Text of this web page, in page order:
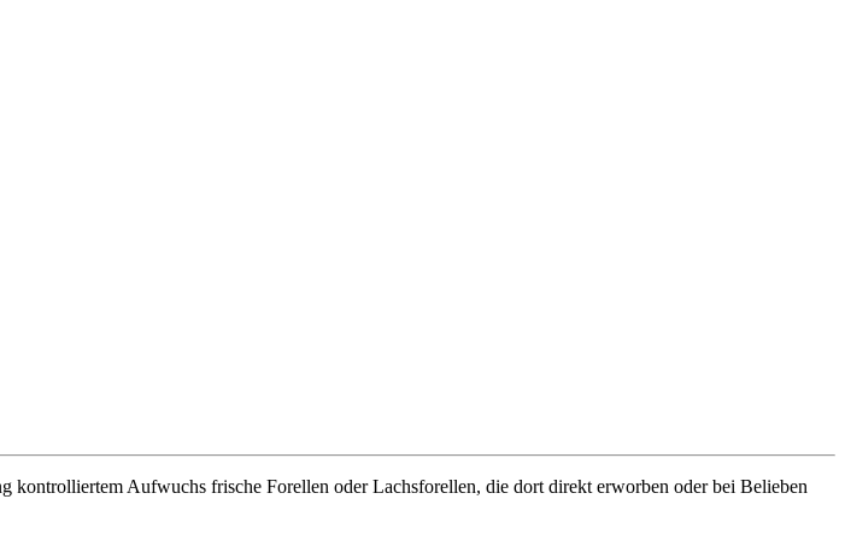
Aufwuchs frische Forellen oder Lachsforellen, die dort direkt erworben oder bei Belieben